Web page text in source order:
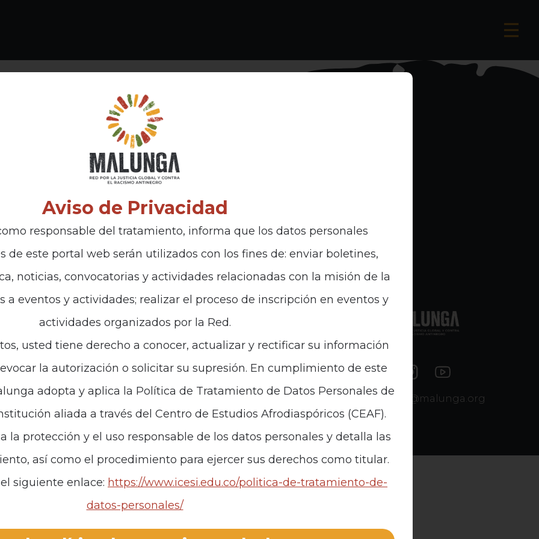
interés Políticas
Política de Tratamiento de Datos
contacto@malunga.org
Aviso de Privacidad
responsable del tratamiento, informa que los datos personales
de este portal web serán utilizados con los fines de: enviar boletines,
noticias, convocatorias y actividades relacionadas con la misión de la
a eventos y actividades; realizar el proceso de inscripción en eventos y
actividades organizados por la Red.
usted tiene derecho a conocer, actualizar y rectificar su información
la autorización o solicitar su supresión. En cumplimiento de este
adopta y aplica la Política de Tratamiento de Datos Personales de
aliada a través del Centro de Estudios Afrodiaspóricos (CEAF).
la protección y el uso responsable de los datos personales y detalla las
así como el procedimiento para ejercer sus derechos como titular.
siguiente enlace: https://www.icesi.edu.co/politica-de-tratamiento-de-
datos-personales/